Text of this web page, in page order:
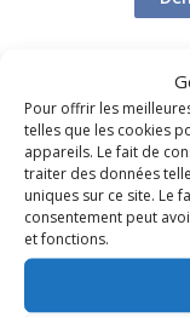
Pour offrir les
telles que les cookies
appareils. Le fait de
traiter des données
uniques sur ce site. Le
consentement peut
et fonctions.
TOUS